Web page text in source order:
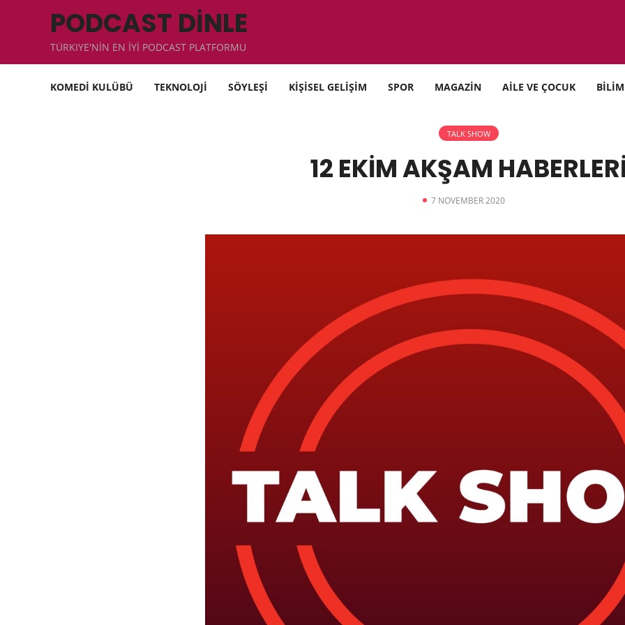
PODCAST DİNLE
TÜRKIYE'NİN EN İYİ PODCAST PLATFORMU
KOMEDİ KULÜBÜ TEKNOLOJİ SÖYLEŞİ KİŞİSEL GELİŞİM SPOR MAGAZİN AİLE VE ÇOCUK BİLİM
TALK SHOW
12 EKİM AKŞAM
7 NOVEMBER 2020